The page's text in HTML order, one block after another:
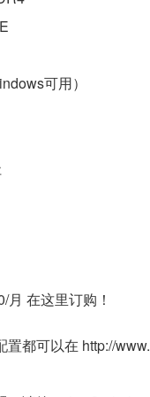
可用）
月 在这里订购！
置都可以在 http://